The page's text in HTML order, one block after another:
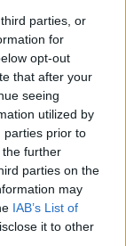
parties, or
for
opt-out
that after your
seeing
utilized by
parties prior to
further
parties on the
may
IAB’s List of
it to other
(3)
žmogaus“, –